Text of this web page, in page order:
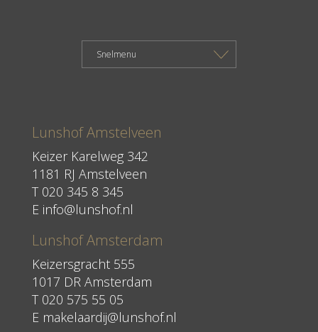
Lunshof Amstelveen
Keizer Karelweg 342
1181 RJ Amstelveen
T 020 345 8 345
E info@lunshof.nl
Lunshof Amsterdam
Keizersgracht 555
1017 DR Amsterdam
T 020 575 55 05
E makelaardij@lunshof.nl